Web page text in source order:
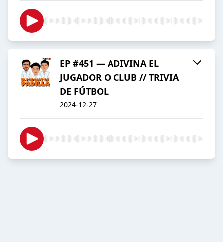
EP #451 — ADIVINA EL
JUGADOR O CLUB // TRIVIA
DE FÚTBOL
2024-12-27